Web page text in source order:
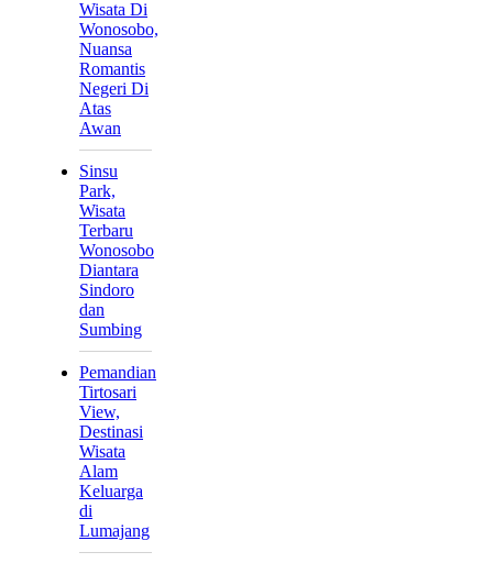
Wisata Di
Wonosobo,
Nuansa
Romantis
Negeri Di
Atas
Awan
Sinsu
Park,
Wisata
Terbaru
Wonosobo
Diantara
Sindoro
dan
Sumbing
Pemandian
Tirtosari
View,
Destinasi
Wisata
Alam
Keluarga
di
Lumajang